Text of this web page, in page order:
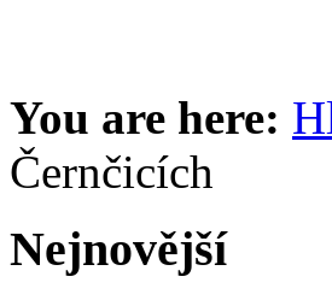
You are here:
Černčicích
Nejnovější